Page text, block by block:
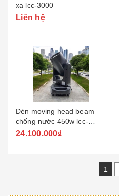
xa lcc-3000
Liên hệ
Đèn moving head beam
chống nước 450w lcc-
ip450b
24.100.000₫
1